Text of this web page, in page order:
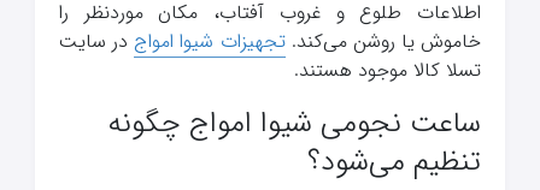
اطلاعات طلوع و غروب آفتاب، مکان موردنظر را
خاموش یا روشن می‌کند.تجهیزات شیوا امواج در سایت
تسلا کالا موجود هستند.
ساعت نجومی شیوا امواج چگونه
تنظیم می‌شود؟